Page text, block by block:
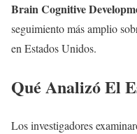
Brain Cognitive
seguimiento más amplio
en Estados Unidos.
Qué Analizó El
Los investigadores